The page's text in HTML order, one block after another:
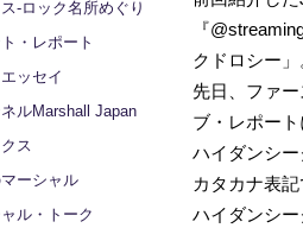
‐ロック名所めぐり
・レポート
ッセイ
ルMarshall Japan
ス
ーシャル
ル・トーク
『
クドロシー」
先日、ファ
ブ・レポー
ハイダンシ
カタカナ表
ハイダンシ